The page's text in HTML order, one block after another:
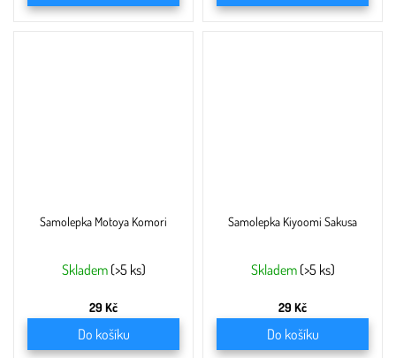
Samolepka Motoya Komori
Skladem (>5 ks)
29 Kč
Do košíku
Samolepka Kiyoomi Sakusa
Skladem (>5 ks)
29 Kč
Do košíku